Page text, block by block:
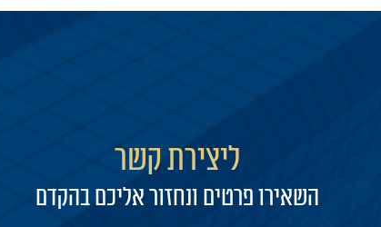
ליצירת קשר
השאירו פרטים ונחזור אליכם בהקדם